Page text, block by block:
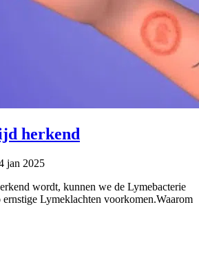
herkend
jan 2025
wordt, kunnen we de Lymebacterie
Lymeklachten voorkomen.Waarom